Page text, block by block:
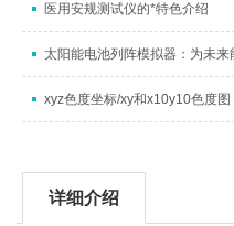
医用安规测试仪的*特色介绍
太阳能电池列阵模拟器：为未
xyz色度坐标/xy和x10y10色度图
详细介绍